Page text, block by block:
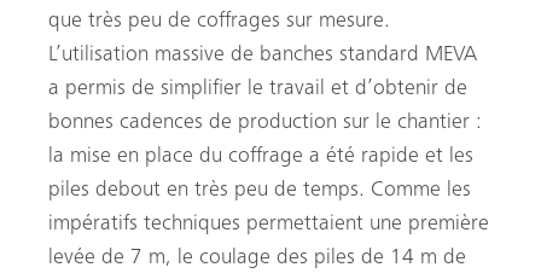
que très peu de coffrages sur mesure.
L’utilisation massive de banches standard MEVA
a permis de simplifier le travail et d’obtenir de
bonnes cadences de production sur le chantier :
la mise en place du coffrage a été rapide et les
piles debout en très peu de temps. Comme les
impératifs techniques permettaient une première
levée de 7 m, le coulage des piles de 14 m de